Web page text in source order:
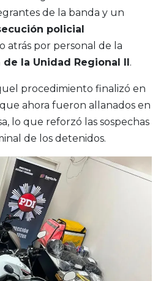
de la banda y un
policial
atrás por personal de la
la Unidad Regional II .
procedimiento finalizó en
ahora fueron allanados en
lo que reforzó las sospechas
de los detenidos.